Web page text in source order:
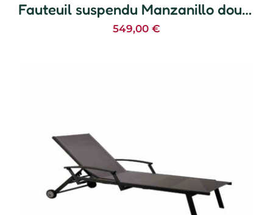
Fauteuil suspendu Manzanillo double
549,00 €